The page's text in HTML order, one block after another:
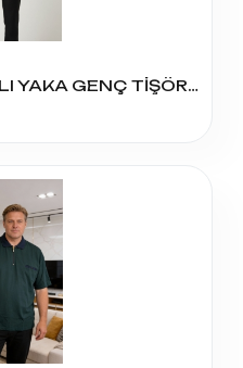
806 KAŞKORSE AYAKLI YAKA GENÇ TİŞÖRT